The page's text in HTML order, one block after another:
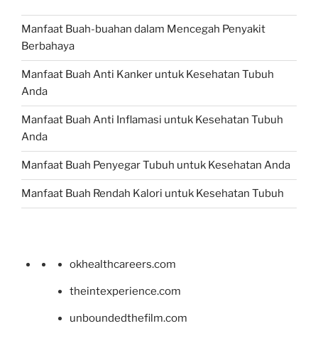
Manfaat Buah-buahan dalam Mencegah Penyakit
Berbahaya
Manfaat Buah Anti Kanker untuk Kesehatan Tubuh
Anda
Manfaat Buah Anti Inflamasi untuk Kesehatan Tubuh
Anda
Manfaat Buah Penyegar Tubuh untuk Kesehatan Anda
Manfaat Buah Rendah Kalori untuk Kesehatan Tubuh
okhealthcareers.com
theintexperience.com
unboundedthefilm.com